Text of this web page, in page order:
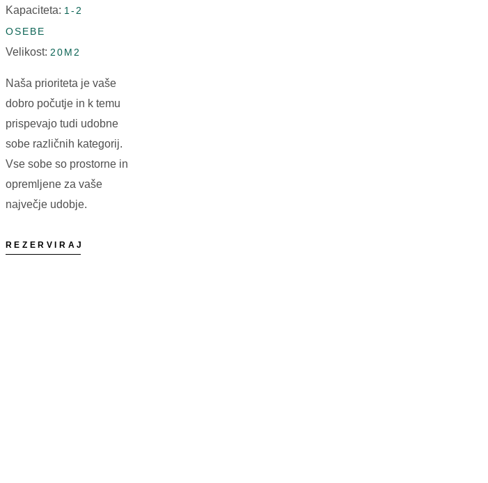
Kapaciteta: 1-2
OSEBE
Velikost: 20M2
Naša prioriteta je vaše
dobro počutje in k temu
prispevajo tudi udobne
sobe različnih kategorij.
Vse sobe so prostorne in
opremljene za vaše
največje udobje.
REZERVIRAJ